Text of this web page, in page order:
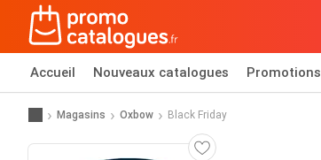
Accueil Nouveaux catalogues Promotions
Magasins Oxbow Black Friday